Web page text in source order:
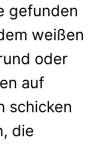
gefunden
weißen
oder
auf
schicken
die